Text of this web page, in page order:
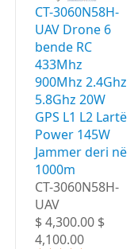
CT-3060N58H-
UAV Drone 6
bende RC
433Mhz
900Mhz 2.4Ghz
5.8Ghz 20W
GPS L1 L2 Lartë
Power 145W
Jammer deri në
1000m
CT-3060N58H-
UAV
$ 4,300.00 $
4,100.00